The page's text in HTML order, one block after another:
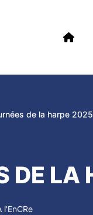
de la harpe 2025
DE
l'EnCRe